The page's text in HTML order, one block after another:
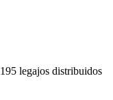
legajos distribuidos